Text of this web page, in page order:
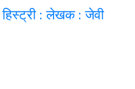
: लेखक : जेवी